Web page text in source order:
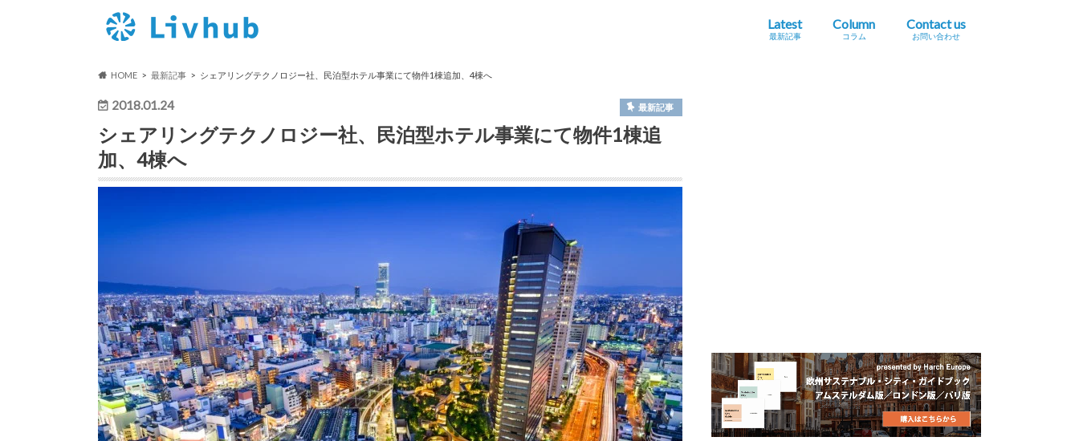
Latest
最新記事
Column
コラム
Contact us
お問い合わせ
HOME 最新記事 シェアリングテクノロジー社、民泊型ホテル事業にて物件1棟追加、4棟へ
2018.01.24 最新記事
シェアリングテクノロジー社、民泊型ホテル事業にて物件1棟追
加、4棟へ